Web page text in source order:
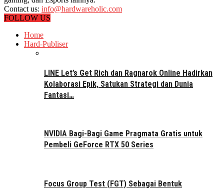
Contact us: info@hardwareholic.com
FOLLOW US
Home
Hard-Publiser
LINE Let’s Get Rich dan Ragnarok Online Hadirkan
Kolaborasi Epik, Satukan Strategi dan Dunia
Fantasi…
NVIDIA Bagi-Bagi Game Pragmata Gratis untuk
Pembeli GeForce RTX 50 Series
Focus Group Test (FGT) Sebagai Bentuk